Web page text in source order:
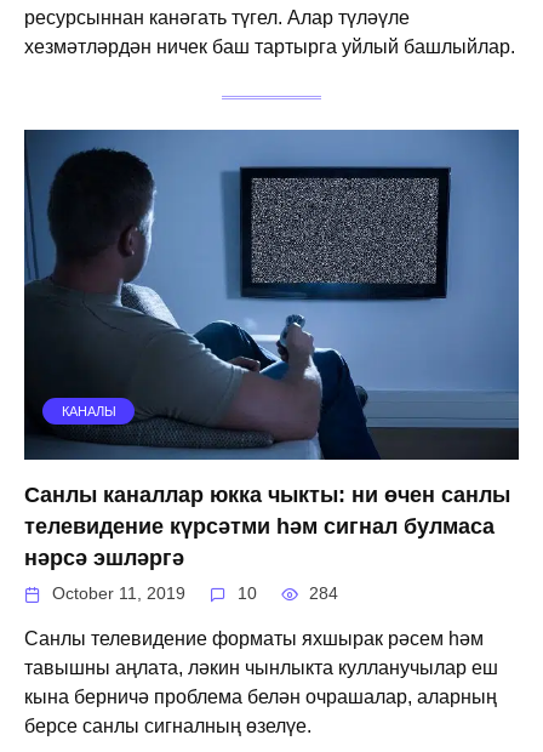
ресурсыннан канәгать түгел. Алар түләүле
хезмәтләрдән ничек баш тартырга уйлый башлыйлар.
КАНАЛЫ
Санлы каналлар юкка чыкты: ни өчен санлы
телевидение күрсәтми һәм сигнал булмаса
нәрсә эшләргә
October 11, 2019 10 284
Санлы телевидение форматы яхшырак рәсем һәм
тавышны аңлата, ләкин чынлыкта кулланучылар еш
кына берничә проблема белән очрашалар, аларның
берсе санлы сигналның өзелүе.